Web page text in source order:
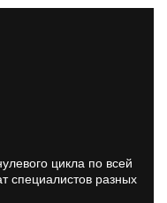
цикла по всей
специалистов разных